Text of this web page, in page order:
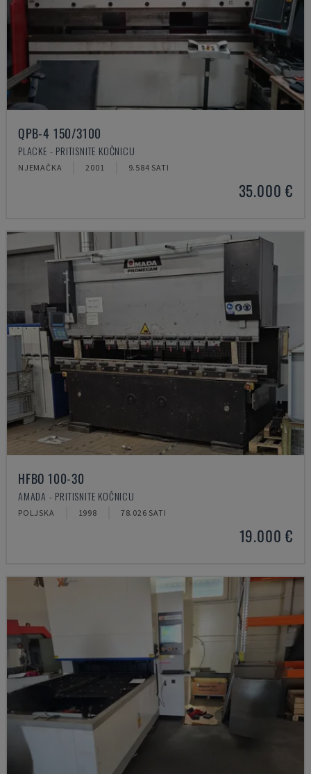
QPB-4 150/3100
PLACKE - PRITISNITE KOČNICU
NJEMAČKA 2001 9.584 SATI
35.000 €
HFBO 100-30
AMADA - PRITISNITE KOČNICU
POLJSKA 1998 78.026 SATI
19.000 €